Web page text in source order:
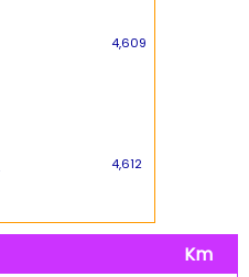
4,609
4,612
Km